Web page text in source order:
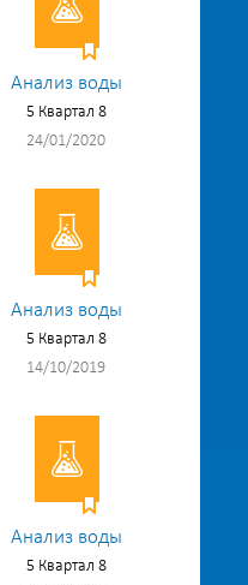
Анализ воды
5 Квартал 8
24/01/2020
Анализ воды
5 Квартал 8
14/10/2019
Анализ воды
5 Квартал 8